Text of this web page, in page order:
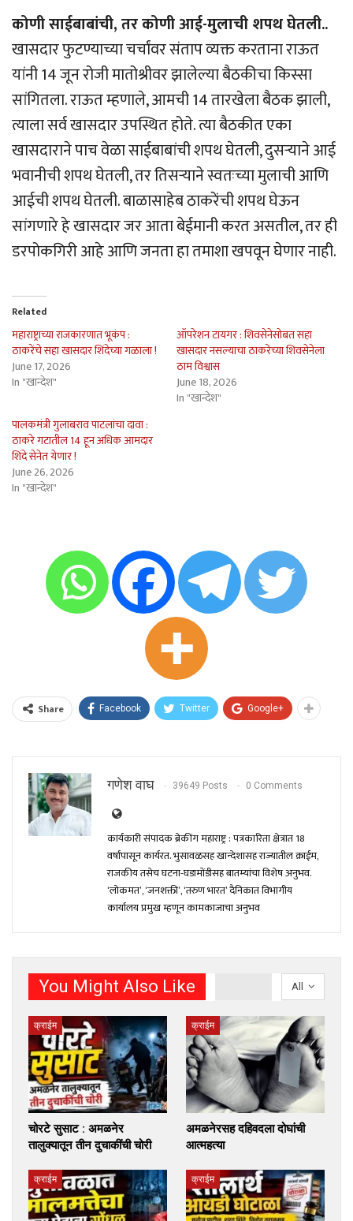
कोणी साईबाबांची, तर कोणी आई-मुलाची शपथ घेतली..
खासदार फुटण्याच्या चर्चांवर संताप व्यक्त करताना राऊत
यांनी 14 जून रोजी मातोश्रीवर झालेल्या बैठकीचा किस्सा
सांगितला. राऊत म्हणाले, आमची 14 तारखेला बैठक झाली,
त्याला सर्व खासदार उपस्थित होते. त्या बैठकीत एका
खासदाराने पाच वेळा साईबाबांची शपथ घेतली, दुसर्‍याने आई
भवानीची शपथ घेतली, तर तिसर्‍याने स्वतःच्या मुलाची आणि
आईची शपथ घेतली. बाळासाहेब ठाकरेंची शपथ घेऊन
सांगणारे हे खासदार जर आता बेईमानी करत असतील, तर ही
डरपोकगिरी आहे आणि जनता हा तमाशा खपवून घेणार नाही.
Related
महाराष्ट्राच्या राजकारणात भूकंप :
ठाकरेंचे सहा खासदार शिंदेच्या गळाला !
June 17, 2026
In "खान्देश"
ऑपरेशन टायगर : शिवसेनेसोबत सहा
खासदार नसल्याचा ठाकरेंच्या शिवसेनेला
ठाम विश्वास
June 18, 2026
In "खान्देश"
पालकमंत्री गुलाबराव पाटलांचा दावा :
ठाकरे गटातील 14 हून अधिक आमदार
शिंदे सेनेत येणार !
June 26, 2026
In "खान्देश"
Share Facebook Twitter Google+
गणेश वाघ 39649 Posts 0 Comments
कार्यकारी संपादक ब्रेकींग महाराष्ट्र : पत्रकारिता क्षेत्रात 18
वर्षांपासून कार्यरत. भुसावळसह खान्देशासह राज्यातील क्राईम,
राजकीय तसेच घटना-घडामोंडीसह बातम्यांचा विशेष अनुभव.
‘लोकमत’, ‘जनशक्ती’, ‘तरुण भारत’ दैनिकात विभागीय
कार्यालय प्रमुख म्हणून कामकाजाचा अनुभव
All
You Might Also Like
क्राईम
चोरटे सुसाट : अमळनेर
तालुक्यातून तीन दुचाकींची चोरी
क्राईम
अमळनेरसह दहिवदला दोघांची
आत्महत्या
क्राईम क्राईम